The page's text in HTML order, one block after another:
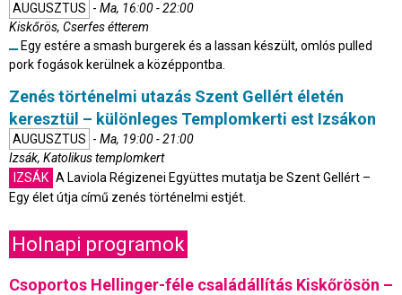
AUGUSZTUS - Ma, 16:00 - 22:00
Kiskőrös, Cserfes étterem
Egy estére a smash burgerek és a lassan készült, omlós pulled
pork fogások kerülnek a középpontba.
Zenés történelmi utazás Szent Gellért életén
keresztül – különleges Templomkerti est Izsákon
AUGUSZTUS - Ma, 19:00 - 21:00
Izsák, Katolikus templomkert
IZSÁK A Laviola Régizenei Együttes mutatja be Szent Gellért –
Egy élet útja című zenés történelmi estjét.
Holnapi programok
Csoportos Hellinger-féle családállítás Kiskőrösön –